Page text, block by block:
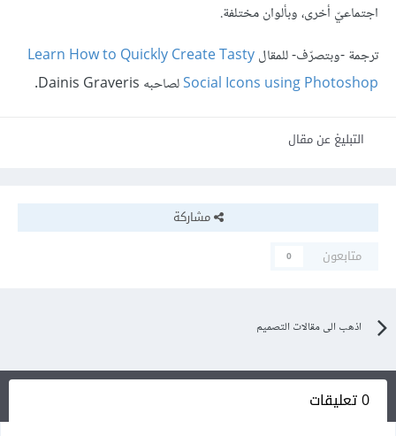
اجتماعيّ أخرى، وبألوان مختلفة.
ترجمة -وبتصرّف- للمقالLearn How to Quickly Create Tasty
Social Icons using Photoshopلصاحبه Dainis Graveris.
التبليغ عن مقال
مشاركة
متابعون
0
اذهب الى مقالات التصميم
0 تعليقات